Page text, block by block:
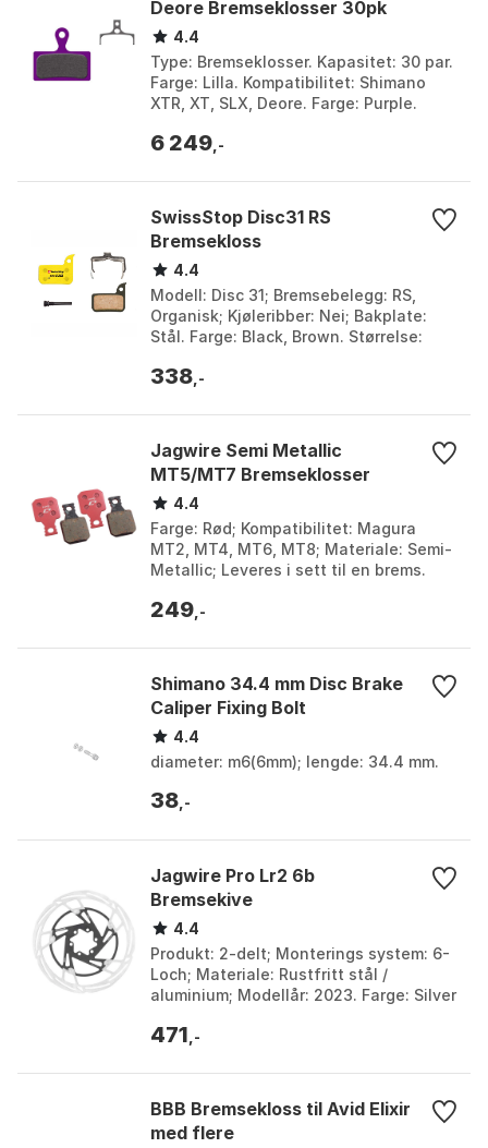
Deore Bremseklosser 30pk
4.4
Type: Bremseklosser. Kapasitet: 30 par.
Farge: Lilla. Kompatibilitet: Shimano
XTR, XT, SLX, Deore. Farge: Purple.
6 249 ,-
SwissStop Disc31 RS
Bremsekloss
4.4
Modell: Disc 31; Bremsebelegg: RS,
Organisk; Kjøleribber: Nei; Bakplate:
Stål. Farge: Black, Brown. Størrelse:
338 ,-
Jagwire Semi Metallic
MT5/MT7 Bremseklosser
4.4
Farge: Rød; Kompatibilitet: Magura
MT2, MT4, MT6, MT8; Materiale: Semi-
Metallic; Leveres i sett til en brems.
249 ,-
Shimano 34.4 mm Disc Brake
Caliper Fixing Bolt
4.4
diameter: m6(6mm); lengde: 34.4 mm.
38 ,-
Jagwire Pro Lr2 6b
Bremsekive
4.4
Produkt: 2-delt; Monterings system: 6-
Loch; Materiale: Rustfritt stål /
aluminium; Modellår: 2023. Farge: Silver
180mm, 20...
471 ,-
BBB Bremsekloss til Avid Elixir
med flere